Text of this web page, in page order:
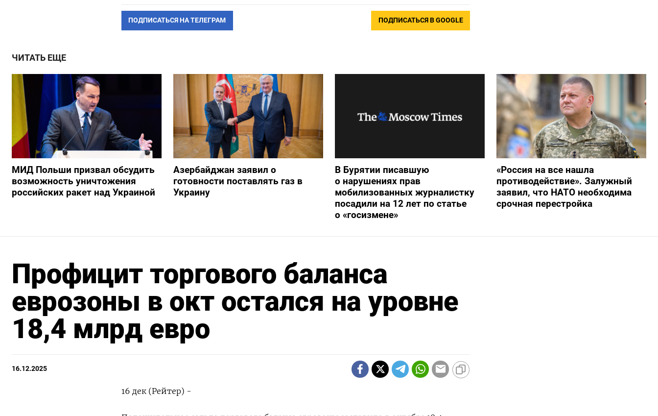
ПОДПИСАТЬСЯ НА ТЕЛЕГРАМ ПОДПИСАТЬСЯ В GOOGLE
ЧИТАТЬ ЕЩЕ
МИД Польши призвал обсудить
возможность уничтожения
российских ракет над Украиной
Азербайджан заявил о
готовности поставлять газ в
Украину
В Бурятии писавшую
о нарушениях прав
мобилизованных журналистку
посадили на 12 лет по статье
о «госизмене»
«Россия на все нашла
противодействие». Залужный
заявил, что НАТО необходима
срочная перестройка
Профицит торгового баланса
еврозоны в окт остался на уровне
18,4 млрд евро
16.12.2025
16 дек (Рейтер) -